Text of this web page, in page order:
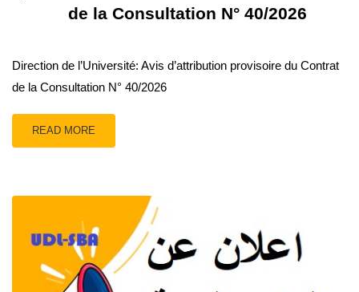
de la Consultation N° 40/2026
Direction de l’Université: Avis d’attribution provisoire du Contrat
de la Consultation N° 40/2026
READ MORE